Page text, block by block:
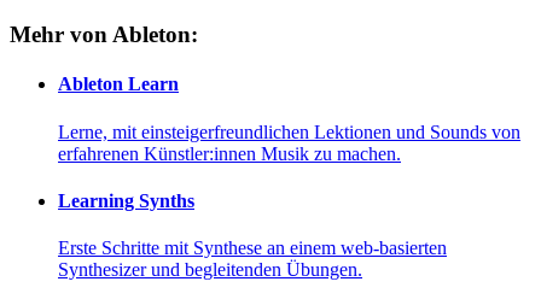
Mehr von Ableton:
Ableton Learn
Lerne, mit einsteigerfreundlichen Lektionen und Sounds von
erfahrenen Künstler:innen Musik zu machen.
Learning Synths
Erste Schritte mit Synthese an einem web-basierten
Synthesizer und begleitenden Übungen.